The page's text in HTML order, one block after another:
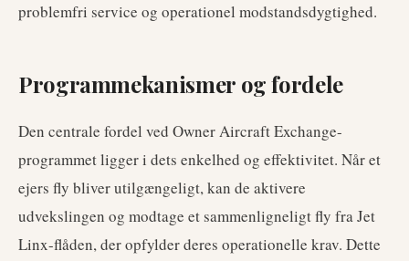
problemfri service og operationel modstandsdygtighed.
Programmekanismer og fordele
Den centrale fordel ved Owner Aircraft Exchange-
programmet ligger i dets enkelhed og effektivitet. Når et
ejers fly bliver utilgængeligt, kan de aktivere
udvekslingen og modtage et sammenligneligt fly fra Jet
Linx-flåden, der opfylder deres operationelle krav. Dette